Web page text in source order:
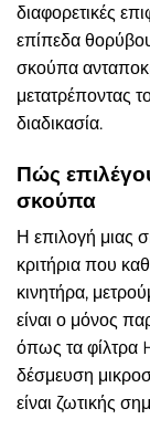
διαφορετικές
επίπεδα
σκούπα
μετατρέποντας
διαδικασία.
Πώς
σκούπα
Η επιλογή μιας
κριτήρια που
κινητήρα,
είναι ο μόνος
όπως τα φίλτρα
δέσμευση
είναι ζωτικής